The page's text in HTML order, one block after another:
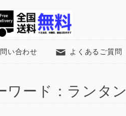
い合わせ よくあるご質問
ワード：ランタン